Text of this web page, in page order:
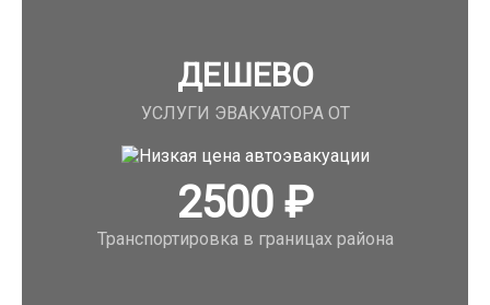
ДЕШЕВО
УСЛУГИ ЭВАКУАТОРА ОТ
2500₽
Транспортировка в границах района